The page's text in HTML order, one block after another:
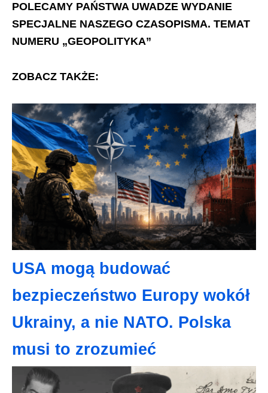
POLECAMY PAŃSTWA UWADZE WYDANIE
SPECJALNE NASZEGO CZASOPISMA. TEMAT
NUMERU „GEOPOLITYKA”
ZOBACZ TAKŻE:
USA mogą budować
bezpieczeństwo Europy wokół
Ukrainy, a nie NATO. Polska
musi to zrozumieć